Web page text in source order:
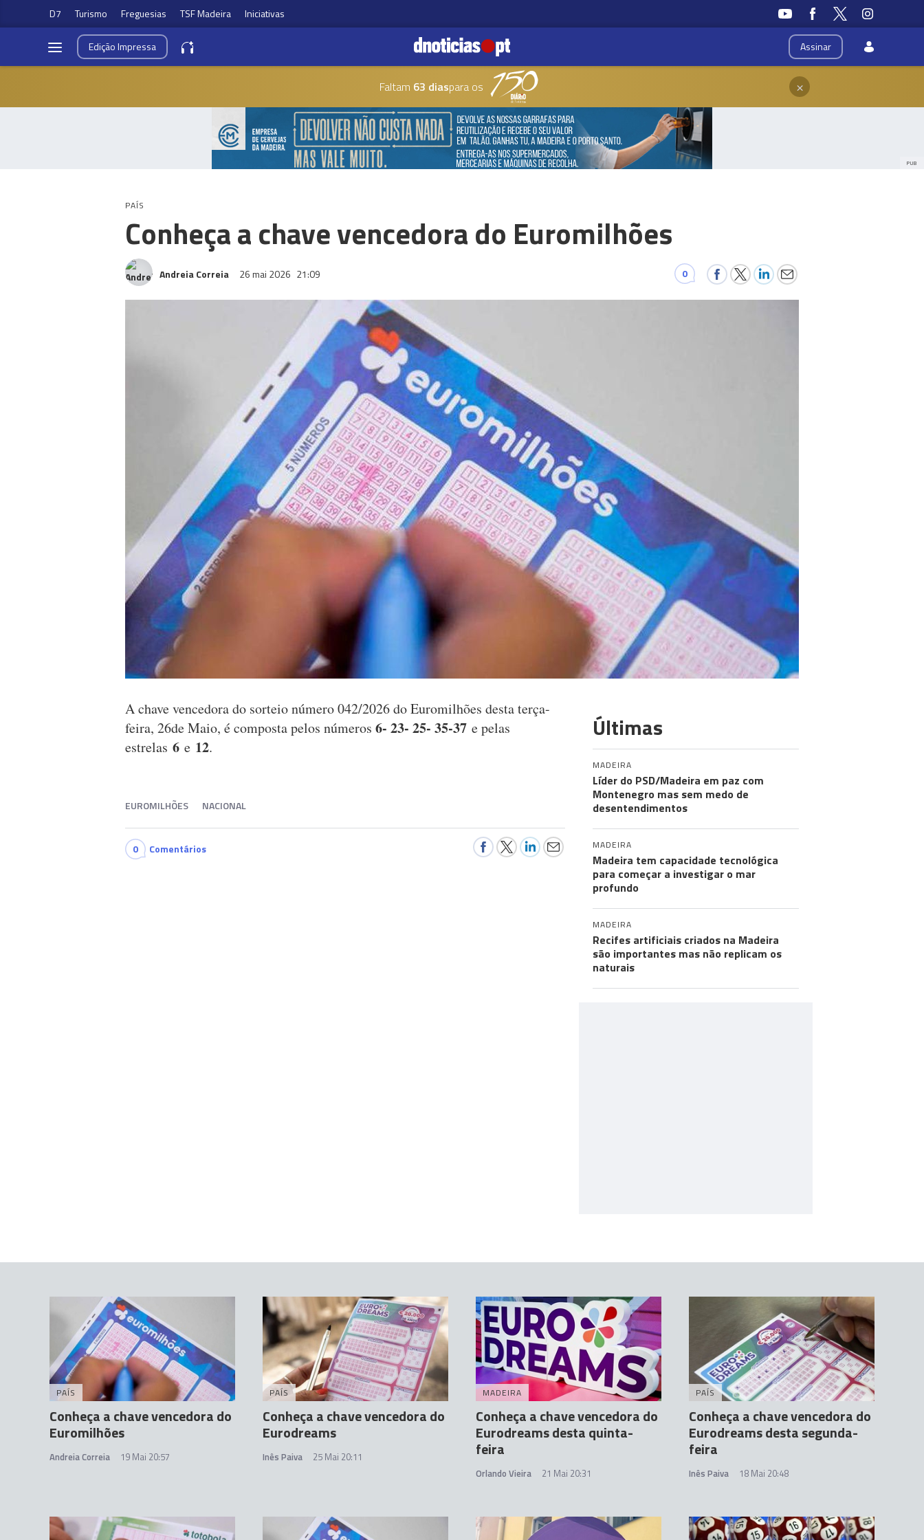
D7 Turismo Freguesias TSF Madeira Iniciativas
Assinar
EdiçãoImpressa
Faltam 63 diaspara os ×
PUB
PAÍS
Conheça a chave vencedora do Euromilhões
Andreia Correia 26 mai 2026 21:09 0
A chave vencedora do sorteio número 042/2026 do Euromilhões desta terça-
feira, 26de Maio, é composta pelos números 6- 23- 25- 35-37 e pelas
estrelas 6 e 12.
EUROMILHÕES NACIONAL
0 Comentários
Últimas
MADEIRA
Líder do PSD/Madeira em paz com
Montenegro mas sem medo de
desentendimentos
MADEIRA
Madeira tem capacidade tecnológica
para começar a investigar o mar
profundo
MADEIRA
Recifes artificiais criados na Madeira
são importantes mas não replicam os
naturais
PAÍS
Conheça a chave vencedora do
Euromilhões
Andreia Correia 19 Mai 20:57
PAÍS
Conheça a chave vencedora do
Eurodreams
Inês Paiva 25 Mai 20:11
MADEIRA
Conheça a chave vencedora do
Eurodreams desta quinta-
feira
Orlando Vieira 21 Mai 20:31
PAÍS
Conheça a chave vencedora do
Eurodreams desta segunda-
feira
Inês Paiva 18 Mai 20:48